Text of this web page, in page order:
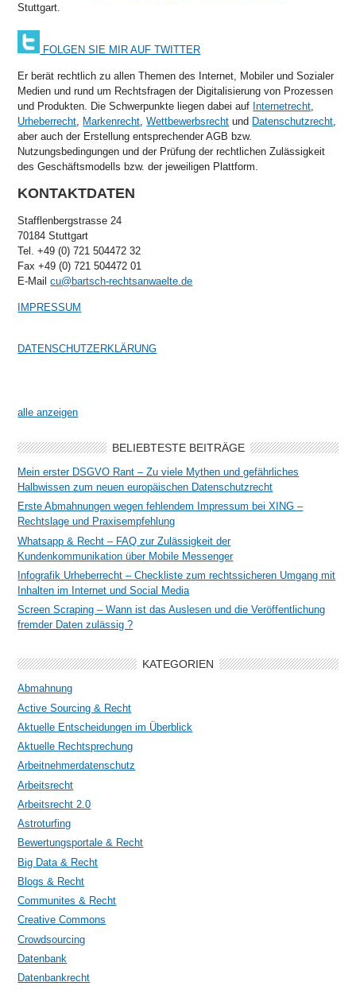
Stuttgart.
FOLGEN SIE MIR AUF TWITTER
Er berät rechtlich zu allen Themen des Internet, Mobiler und Sozialer
Medien und rund um Rechtsfragen der Digitalisierung von Prozessen
und Produkten. Die Schwerpunkte liegen dabei auf Internetrecht,
Urheberrecht, Markenrecht,Wettbewerbsrecht und Datenschutzrecht,
aber auch der Erstellung entsprechender AGB bzw.
Nutzungsbedingungen und der Prüfung der rechtlichen Zulässigkeit
des Geschäftsmodells bzw. der jeweiligen Plattform.
KONTAKTDATEN
Stafflenbergstrasse 24
70184 Stuttgart
Tel. +49 (0) 721 504472 32
Fax +49 (0) 721 504472 01
E-Mailcu@bartsch-rechtsanwaelte.de
IMPRESSUM
DATENSCHUTZERKLÄRUNG
alle anzeigen
BELIEBTESTE BEITRÄGE
Mein erster DSGVO Rant – Zu viele Mythen und gefährliches
Halbwissen zum neuen europäischen Datenschutzrecht
Erste Abmahnungen wegen fehlendem Impressum bei XING –
Rechtslage und Praxisempfehlung
Whatsapp & Recht – FAQ zur Zulässigkeit der
Kundenkommunikation über Mobile Messenger
Infografik Urheberrecht – Checkliste zum rechtssicheren Umgang mit
Inhalten im Internet und Social Media
Screen Scraping – Wann ist das Auslesen und die Veröffentlichung
fremder Daten zulässig ?
KATEGORIEN
Abmahnung
Active Sourcing & Recht
Aktuelle Entscheidungen im Überblick
Aktuelle Rechtsprechung
Arbeitnehmerdatenschutz
Arbeitsrecht
Arbeitsrecht 2.0
Astroturfing
Bewertungsportale & Recht
Big Data & Recht
Blogs & Recht
Communites & Recht
Creative Commons
Crowdsourcing
Datenbank
Datenbankrecht